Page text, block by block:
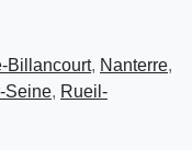
Billancourt, Nanterre,
Seine, Rueil-